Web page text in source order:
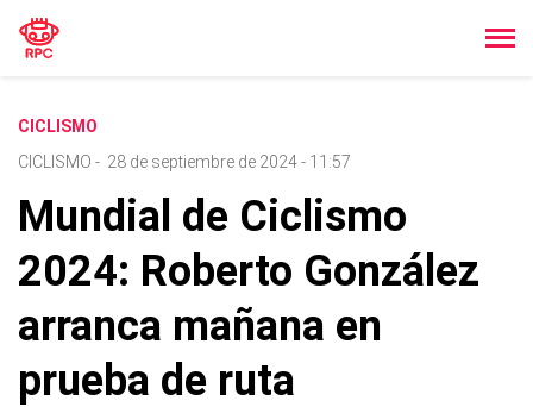
CICLISMO
CICLISMO - 28 de septiembre de 2024 - 11:57
Mundial de Ciclismo
2024: Roberto González
arranca mañana en
prueba de ruta